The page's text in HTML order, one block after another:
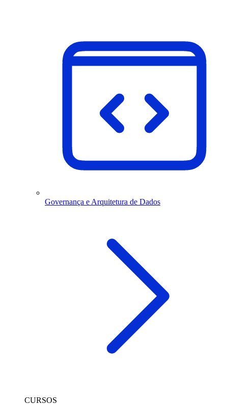
Governança e Arquitetura de Dados
CURSOS